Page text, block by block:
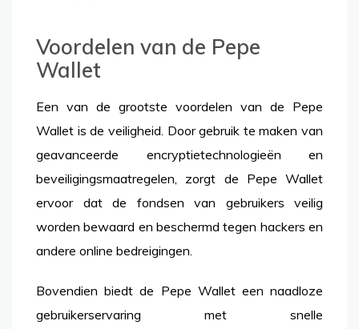
Voordelen van de Pepe
Wallet
Een van de grootste voordelen van de Pepe
Wallet is de veiligheid. Door gebruik te maken van
geavanceerde encryptietechnologieën en
beveiligingsmaatregelen, zorgt de Pepe Wallet
ervoor dat de fondsen van gebruikers veilig
worden bewaard en beschermd tegen hackers en
andere online bedreigingen.
Bovendien biedt de Pepe Wallet een naadloze
gebruikerservaring met snelle